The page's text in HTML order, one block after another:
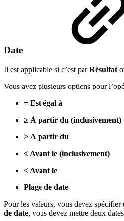
Date
Il est applicable si c’est parRésultat
Vous avez plusieurs options pour
= Est égal à
≥ À partir du (inclusivement)
> À partir du
≤ Avant le (inclusivement)
< Avant le
Plage de date
Pour les valeurs, vous devez spécifier
de date, vous devez mettre deux